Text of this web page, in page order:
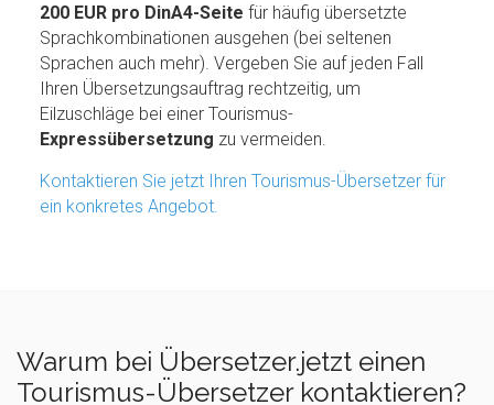
200 EUR pro DinA4-Seite für häufig übersetzte
Sprachkombinationen ausgehen (bei seltenen
Sprachen auch mehr). Vergeben Sie auf jeden Fall
Ihren Übersetzungsauftrag rechtzeitig, um
Eilzuschläge bei einer Tourismus-
Expressübersetzung zu vermeiden.
Kontaktieren Sie jetzt Ihren Tourismus-Übersetzer für
ein konkretes Angebot.
Warum bei Übersetzer.jetzt einen
Tourismus-Übersetzer kontaktieren?